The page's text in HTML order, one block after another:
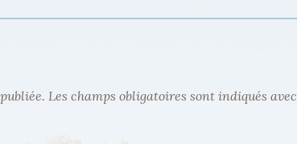
Les champs obligatoires sont indiqués avec